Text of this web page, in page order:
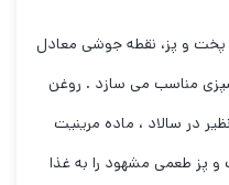
و پز، نقطه جوشی معادل
آشپزی مناسب می سازد . روغن
در سالاد ، ماده مرینیت
طعمی مشهود را به غذا